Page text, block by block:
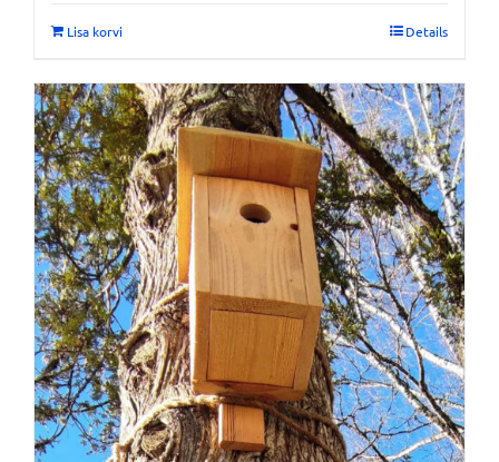
Lisa korvi Details